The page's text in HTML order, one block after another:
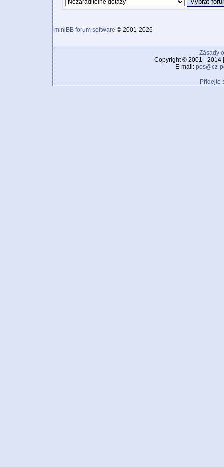
miniBB forum software © 2001-2026
Zásady
Copyright © 2001 - 2014
E-mail: pes@cz-
Přidejte